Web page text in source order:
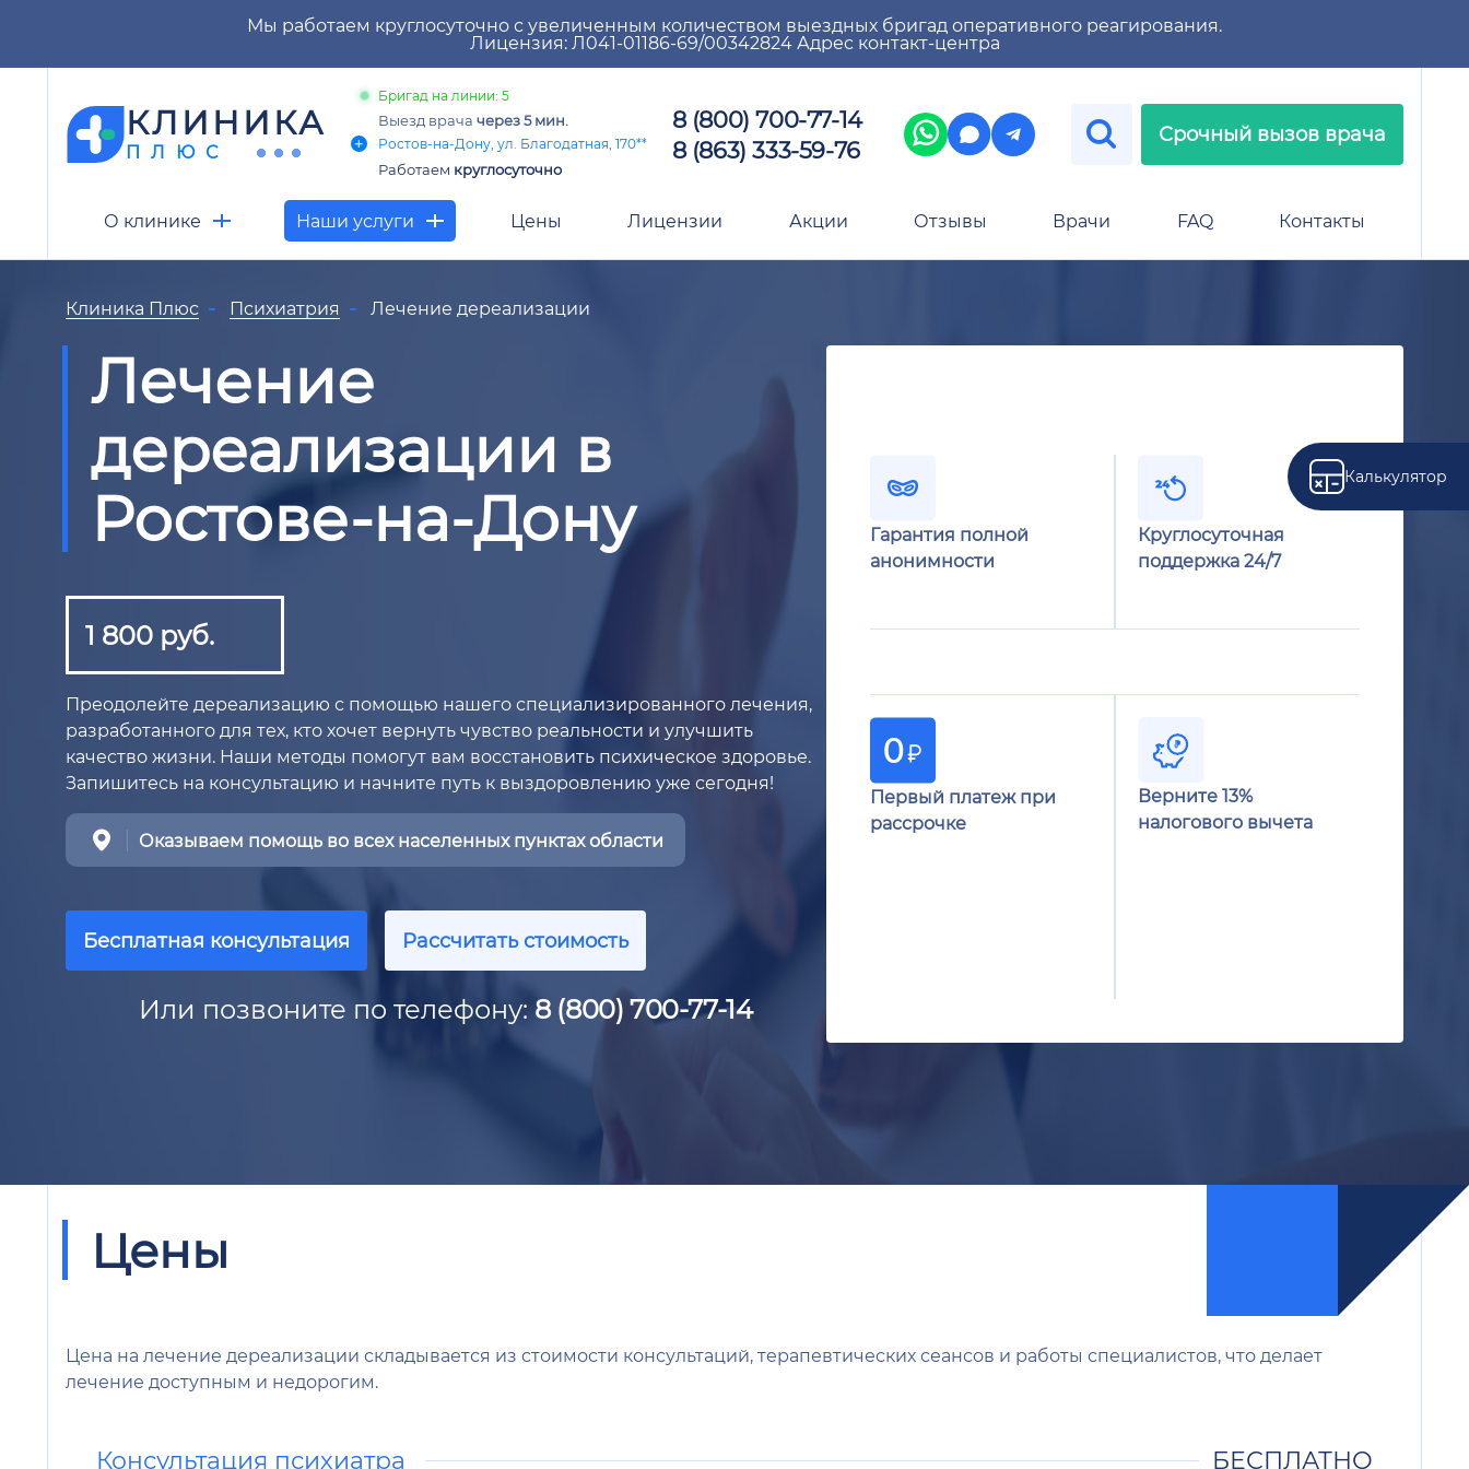
Мы работаем круглосуточно с увеличенным количеством выездных бригад оперативного реагирования.
Лицензия: Л041-01186-69/00342824 Адрес контакт-центра
КЛИНИКА
ПЛЮС
Бригад на линии: 5
Выезд врача через 5 мин.
Ростов-на-Дону, ул. Благодатная, 170**
Работаем круглосуточно
8 (800) 700-77-14
8 (863) 333-59-76
Срочный вызов врача
О клинике Наши услуги Цены Лицензии Акции Отзывы Врачи FAQ Контакты
Калькулятор
Клиника Плюс Психиатрия Лечение дереализации
Лечение
дереализации в
Ростове-на-Дону
1 800 руб.
Преодолейте дереализацию с помощью нашего специализированного лечения,
разработанного для тех, кто хочет вернуть чувство реальности и улучшить
качество жизни. Наши методы помогут вам восстановить психическое здоровье.
Запишитесь на консультацию и начните путь к выздоровлению уже сегодня!
Оказываем помощь во всех населенных пунктах области
Бесплатная консультация Рассчитать стоимость
Или позвоните по телефону: 8 (800) 700-77-14
Гарантия полной
анонимности
Круглосуточная
поддержка 24/7
Первый платеж при
рассрочке
Верните 13%
налогового вычета
Цены
Цена на лечение дереализации складывается из стоимости консультаций, терапевтических сеансов и работы специалистов, что делает
лечение доступным и недорогим.
Консультация психиатра БЕСПЛАТНО